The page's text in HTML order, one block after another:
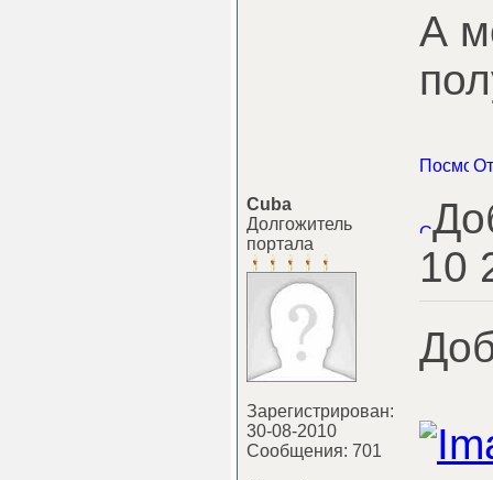
А
Cuba
Долгожитель
портала
Зарегистрирован:
30-08-2010
Сообщения: 701
10